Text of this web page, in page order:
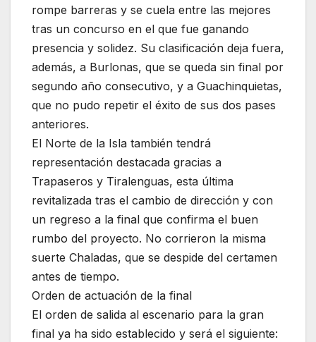
rompe barreras y se cuela entre las mejores
tras un concurso en el que fue ganando
presencia y solidez. Su clasificación deja fuera,
además, a Burlonas, que se queda sin final por
segundo año consecutivo, y a Guachinquietas,
que no pudo repetir el éxito de sus dos pases
anteriores.
El Norte de la Isla también tendrá
representación destacada gracias a
Trapaseros y Tiralenguas, esta última
revitalizada tras el cambio de dirección y con
un regreso a la final que confirma el buen
rumbo del proyecto. No corrieron la misma
suerte Chaladas, que se despide del certamen
antes de tiempo.
Orden de actuación de la final
El orden de salida al escenario para la gran
final ya ha sido establecido y será el siguiente: